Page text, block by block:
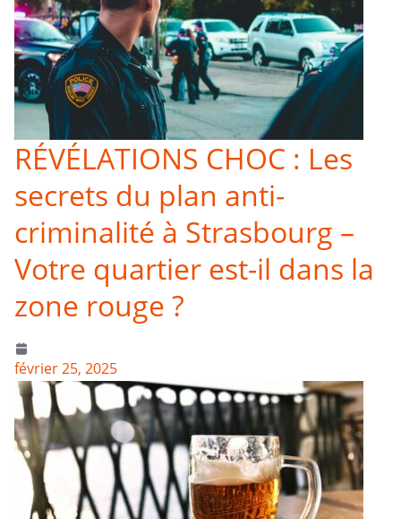
RÉVÉLATIONS CHOC : Les
secrets du plan anti-
criminalité à Strasbourg –
Votre quartier est-il dans la
zone rouge ?
février 25, 2025